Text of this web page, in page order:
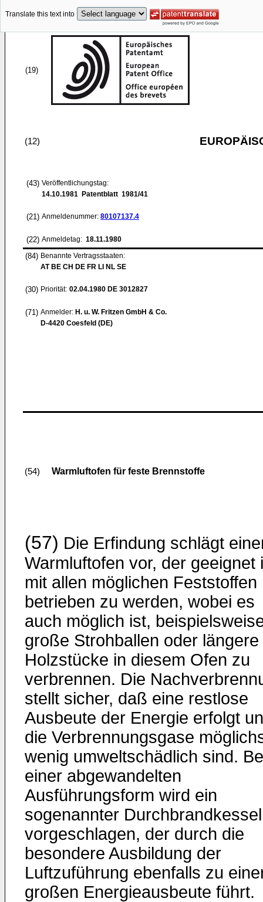
Translate this text into
(19)
(12)
(43) Veröffentlichungstag:
14.10.1981 Patentblatt 1981/41
(21) Anmeldenummer: 80107137.4
(22) Anmeldetag: 18.11.1980
(84) Benannte Vertragsstaaten:
AT BE CH DE FR LI NL SE
(30) Priorität: 02.04.1980 DE 3012827
(71) Anmelder: H. u. W. Fritzen GmbH & Co.
D-4420 Coesfeld (DE)
(54) Warmluftofen für feste Brennstoffe
(57) Die Erfindung schlägt
Warmluftofen vor, der geeignet
mit allen möglichen Feststoffen
betrieben zu werden, wobei es
auch möglich ist,
große Strohballen oder längere
Holzstücke in diesem Ofen zu
verbrennen. Die
stellt sicher, daß eine restlose
Ausbeute der Energie erfolgt
die Verbrennungsgase
wenig umweltschädlich sind.
einer abgewandelten
Ausführungsform wird ein
sogenannter Durchbrandkessel
vorgeschlagen, der durch die
besondere Ausbildung der
Luftzuführung ebenfalls zu
großen Energieausbeute führt.